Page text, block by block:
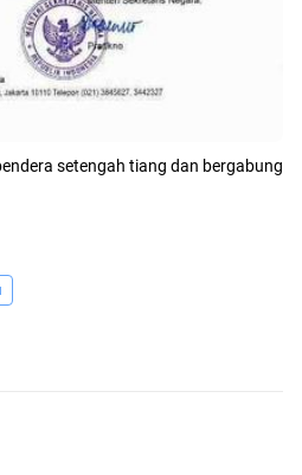
setengah tiang dan bergabung